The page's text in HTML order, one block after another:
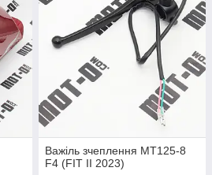
Важіль зчеплення МТ125-8
F4 (FIT II 2023)